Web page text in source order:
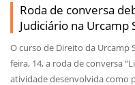
Roda de conversa
Judiciário na Urcamp
O curso de Direito da Urcamp
feira, 14, a roda de conversa
atividade desenvolvida como